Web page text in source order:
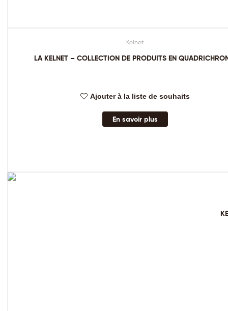
Kelnet
LA KELNET – COLLECTION DE PRODUITS EN
Ajouter à la liste de souhaits
En savoir plus